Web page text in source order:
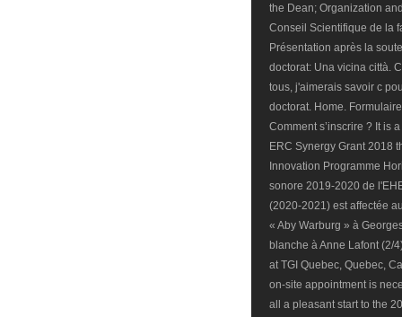
the Dean; Organization
Conseil Scientifique de la
Présentation après la
doctorat: Una vicina città.
tous, j'aimerais savoir c
doctorat. Home.
Comment s’inscrire ? It is
ERC Synergy Grant 2018
Innovation Programme
sonore 2019-2020 de
(2020-2021) est affectée
« Aby Warburg » à
blanche à Anne Lafont (2/
at TGI Quebec, Quebec,
on-site appointment is
all a pleasant start to the